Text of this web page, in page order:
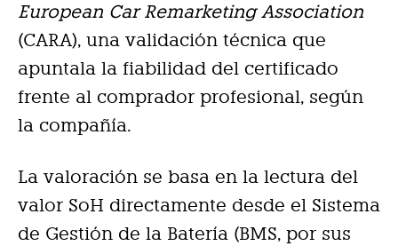
European Car Remarketing Association
(CARA), una validación técnica que
apuntala la fiabilidad del certificado
frente al comprador profesional, según
la compañía.
La valoración se basa en la lectura del
valor SoH directamente desde el Sistema
de Gestión de la Batería (BMS, por sus